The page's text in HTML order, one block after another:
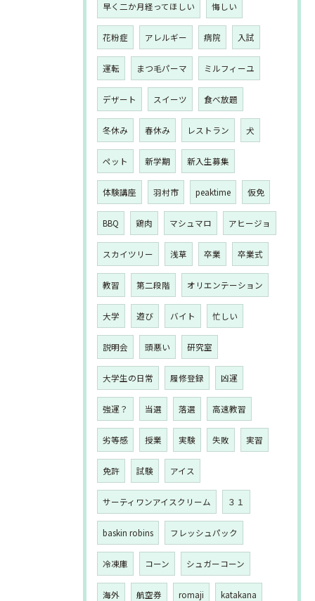
早く二か月経ってほしい 悔しい
花粉症 アレルギー 病院 入試
運転 まつ毛パーマ ミルフィーユ
デザート スイーツ 食べ放題
冬休み 春休み レストラン 犬
ペット 新学期 新入生募集
体験講座 羽村市 peaktime 仮免
BBQ 鶏肉 マシュマロ アヒージョ
スカイツリー 浅草 卒業 卒業式
教習 第二段階 オリエンテーション
大学 遊び バイト 忙しい
説明会 頭悪い 研究室
大学生の日常 履修登録 凶運
強運？ 当選 落選 高速教習
劣等感 授業 実験 失敗 実習
免許 試験 アイス
サーティワンアイスクリーム ３１
baskin robins フレッシュパック
冷凍庫 コーン シュガーコーン
海外 航空券 romaji katakana